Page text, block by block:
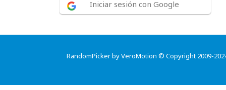
Iniciar sesión con Google
RandomPicker by VeroMotion © Copyright 2009-